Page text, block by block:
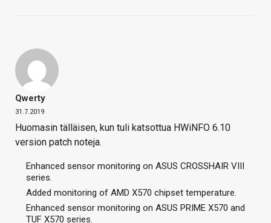
Qwerty
31.7.2019
Huomasin tälläisen, kun tuli katsottua HWiNFO 6.10
version patch noteja.
Enhanced sensor monitoring on ASUS CROSSHAIR VIII
series.
Added monitoring of AMD X570 chipset temperature.
Enhanced sensor monitoring on ASUS PRIME X570 and
TUF X570 series.